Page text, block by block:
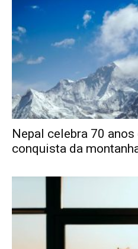
Nepal celebra 70
conquista da